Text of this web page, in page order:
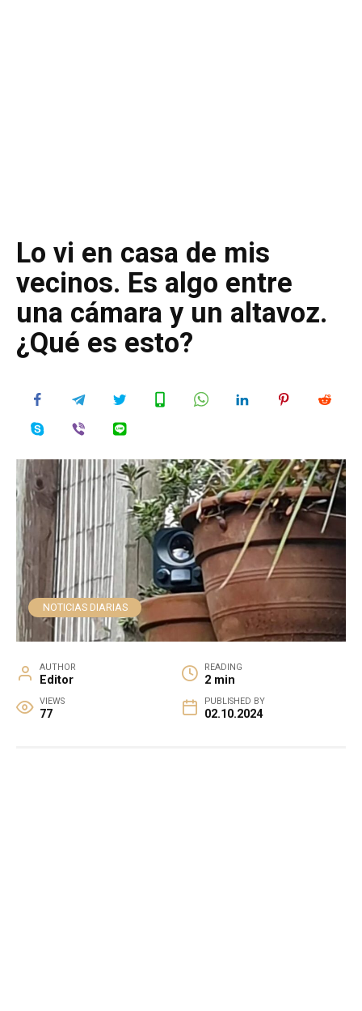
Lo vi en casa de mis
vecinos. Es algo entre
una cámara y un altavoz.
¿Qué es esto?
NOTICIAS DIARIAS
AUTHOR
Editor
READING
2 min
VIEWS
77
PUBLISHED BY
02.10.2024